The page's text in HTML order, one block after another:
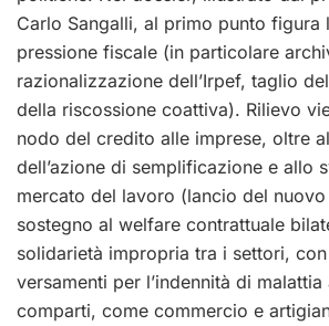
Carlo Sangalli, al primo punto figura
pressione fiscale (in particolare
razionalizzazione dell’Irpef, taglio
della riscossione coattiva). Rilievo
nodo del credito alle imprese, oltre
dell’azione di semplificazione e allo
mercato del lavoro (lancio del
sostegno al welfare contrattuale
solidarietà impropria tra i settori,
versamenti per l’indennità di
comparti, come commercio e